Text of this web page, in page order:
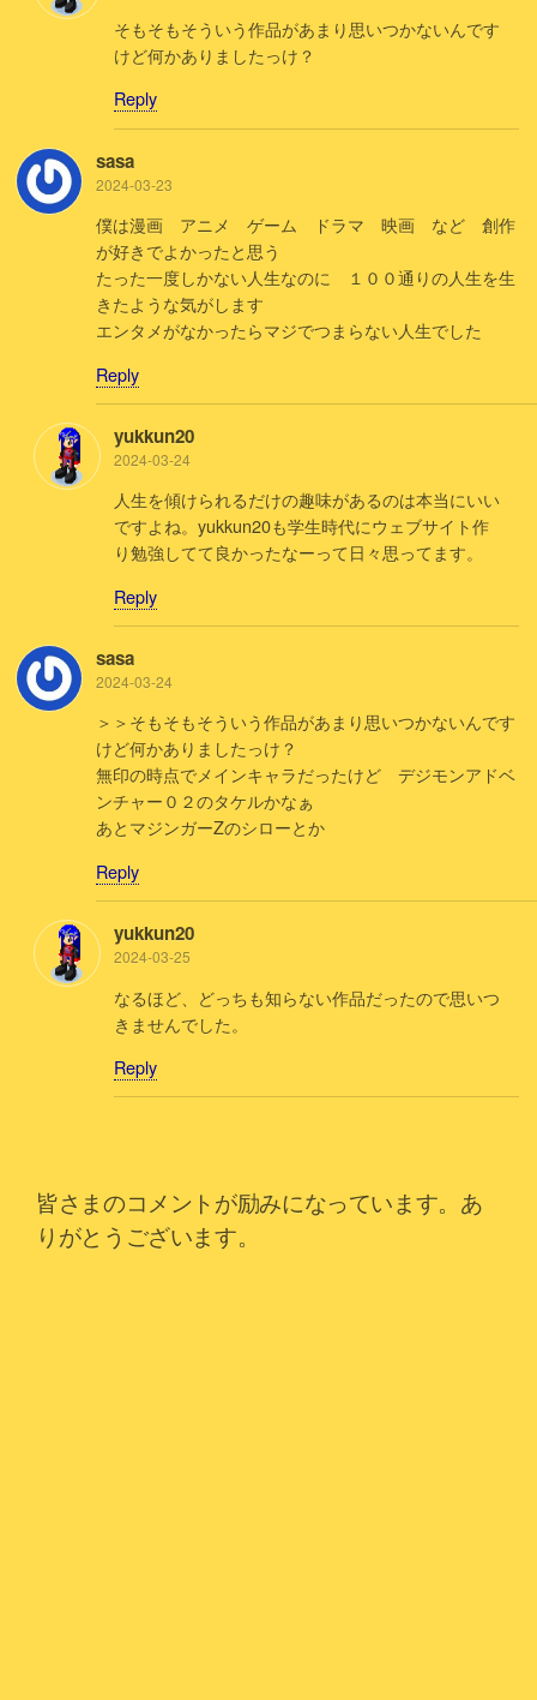
そもそもそういう作品があまり思いつかないんです
けど何かありましたっけ？
Reply
sasa
2024-03-23
僕は漫画 アニメ ゲーム ドラマ 映画 など 創作
が好きでよかったと思う
たった一度しかない人生なのに １００通りの人生を生
きたような気がします
エンタメがなかったらマジでつまらない人生でした
Reply
yukkun20
2024-03-24
人生を傾けられるだけの趣味があるのは本当にいい
ですよね。yukkun20も学生時代にウェブサイト作
り勉強してて良かったなーって日々思ってます。
Reply
sasa
2024-03-24
＞＞そもそもそういう作品があまり思いつかないんです
けど何かありましたっけ？
無印の時点でメインキャラだったけど デジモンアドベ
ンチャー０２のタケルかなぁ
あとマジンガーZのシローとか
Reply
yukkun20
2024-03-25
なるほど、どっちも知らない作品だったので思いつ
きませんでした。
Reply
皆さまのコメントが励みになっています。あ
りがとうございます。